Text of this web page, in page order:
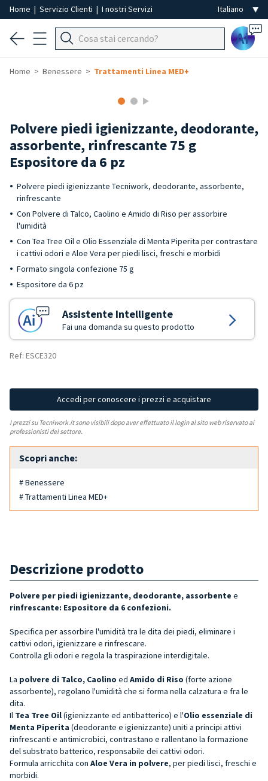
Home | Servizio Clienti | I nostri Servizi
Ai
Home Benessere Trattamenti Linea MED+
Polvere piedi igienizzante, deodorante,
assorbente, rinfrescante 75 g
Espositore da 6 pz
Polvere piedi igienizzante Tecniwork, deodorante, assorbente,
rinfrescante
Con Polvere di Talco, Caolino e Amido di Riso per assorbire
l'umidità
Con Tea Tree Oil e Olio Essenziale di Menta Piperita per contrastare
i cattivi odori e Aloe Vera per piedi lisci, freschi e morbidi
Formato singola confezione 75 g
Espositore da 6 pz
Assistente Intelligente
Fai una domanda su questo prodotto
Ref: ESCE320
Accedi per conoscere i prezzi e acquistare
I prezzi su Tecniwork.it sono visibili dopo aver effettuato il login al sito web riservato ai
professionisti del settore.
Scopri anche:
# Benessere
# Trattamenti Linea MED+
Descrizione prodotto
Polvere per piedi igienizzante, deodorante, assorbente e
rinfrescante: Espositore da 6 confezioni.
Specifica per assorbire l'umidità tra le dita dei piedi, eliminare i
cattivi odori, igienizzare e rinfrescare.
Controlla gli odori e regola la traspirazione interdigitale.
La polvere di Talco, Caolino ed Amido di Riso (forte azione
assorbente), regolano l'umidità che si forma nella calzatura e fra le
dita.
Il Tea Tree Oil(igienizzante ed antibatterico) e l'Olio essenziale di
Menta Piperita (deodorante e igienizzante) uniti a principi attivi
rinfrescanti e antimicrobici, contrastano e rallentano la formazione
del substrato batterico, responsabile dei cattivi odori.
Formula arricchita con Aloe Vera in polvere, per piedi lisci, freschi e
morbidi.